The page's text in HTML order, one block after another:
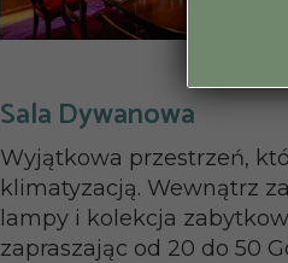
Sala Dywanowa
Wyjątkowa przestrzeń,
klimatyzacją. Wewnątrz
lampy i kolekcja
zapraszając od 20 do 50